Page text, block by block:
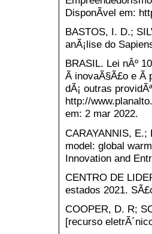
DisponÃ­vel em:
BASTOS, I. D.;
anÃ¡lise do
BRASIL. Lei nÂº
Ã inovaÃ§Ã£o e Ã
dÃ¡ outras
http://
em: 2 mar 2022.
CARAYANNIS, E.;
model: global
Innovation and
CENTRO DE
estados 2021.
COOPER, D. R;
[recurso